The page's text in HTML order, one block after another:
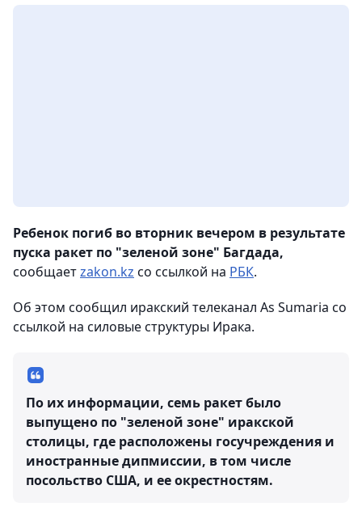
Ребенок погиб во вторник вечером в результате
пуска ракет по "зеленой зоне" Багдада,
сообщаетzakon.kz со ссылкой на РБК.
Об этом сообщил иракский телеканал As Sumaria со
ссылкой на силовые структуры Ирака.
По их информации, семь ракет было
выпущено по "зеленой зоне" иракской
столицы, где расположены госучреждения и
иностранные дипмиссии, в том числе
посольство США, и ее окрестностям.